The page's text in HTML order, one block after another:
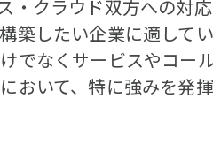
・クラウド双方への対
築したい企業に適して
でなくサービスやコー
おいて、特に強みを発